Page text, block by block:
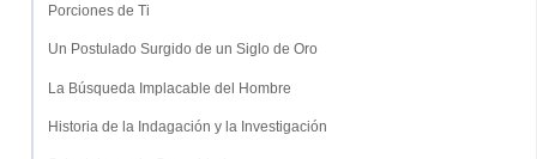
Porciones de Ti
Un Postulado Surgido de un Siglo de Oro
La Búsqueda Implacable del Hombre
Historia de la Indagación y la Investigación